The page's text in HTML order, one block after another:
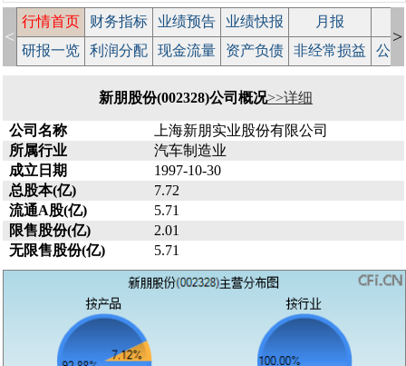
<
行情首页 财务指标 业绩预告 业绩快报 月报
研报一览
利润分配 现金流量 资产负债 非经常损益 公
>
新朋股份(002328)公司概况>>详细
公司名称
上海新朋实业股份有限公司
所属行业
汽车制造业
成立日期
1997-10-30
总股本(亿)
7.72
流通A股(亿)
5.71
限售股份(亿)
2.01
无限售股份(亿)
5.71